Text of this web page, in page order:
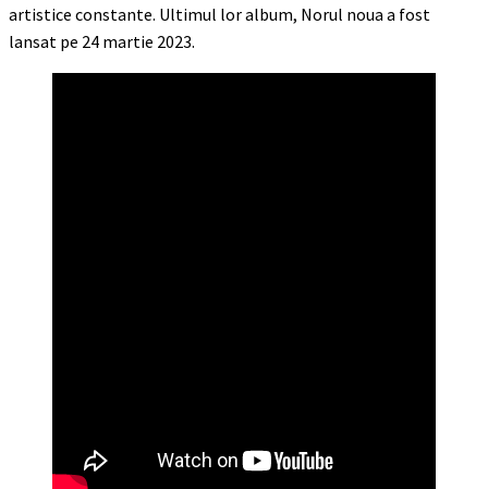
artistice constante. Ultimul lor album, Norul noua a fost
lansat pe 24 martie 2023.